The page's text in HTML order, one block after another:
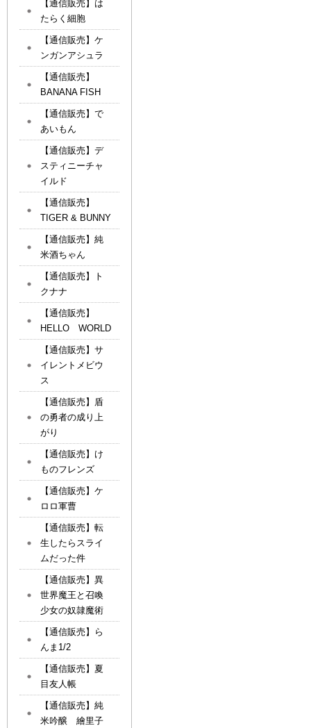
【通信販売】は
たらく細胞
【通信販売】ケ
ンガンアシュラ
【通信販売】
BANANA FISH
【通信販売】で
あいもん
【通信販売】デ
スティニーチャ
イルド
【通信販売】
TIGER & BUNNY
【通信販売】純
米酒ちゃん
【通信販売】ト
クナナ
【通信販売】
HELLO WORLD
【通信販売】サ
イレントメビウ
ス
【通信販売】盾
の勇者の成り上
がり
【通信販売】け
ものフレンズ
【通信販売】ケ
ロロ軍曹
【通信販売】転
生したらスライ
ムだった件
【通信販売】異
世界魔王と召喚
少女の奴隷魔術
【通信販売】ら
んま1/2
【通信販売】夏
目友人帳
【通信販売】純
米吟醸 繪里子